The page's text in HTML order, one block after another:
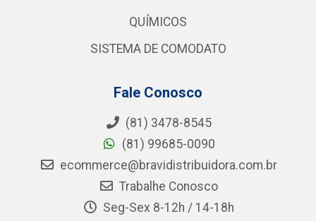
QUÍMICOS
SISTEMA DE COMODATO
Fale Conosco
(81) 3478-8545
(81) 99685-0090
ecommerce@bravidistribuidora.com.br
Trabalhe Conosco
Seg-Sex 8-12h / 14-18h